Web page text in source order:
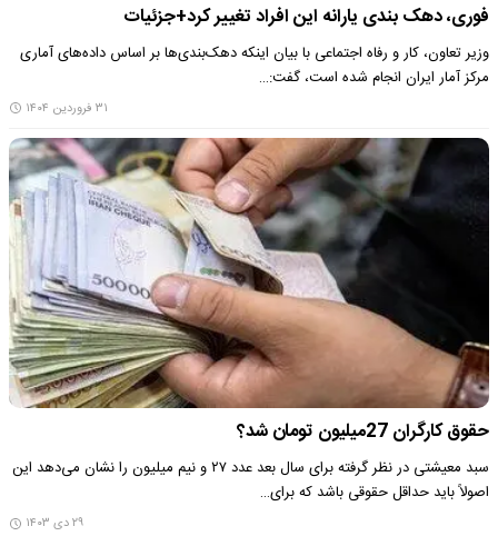
فوری، دهک بندی یارانه این افراد تغییر کرد+جزئیات
وزیر تعاون، کار و رفاه اجتماعی با بیان اینکه دهک‌بندی‌ها بر اساس داده‌های آماری
مرکز آمار ایران انجام شده است، گفت:…
۳۱ فروردین ۱۴۰۴
حقوق کارگران 27میلیون تومان شد؟
سبد معیشتی در نظر گرفته برای سال بعد عدد ۲۷ و نیم میلیون را نشان می‌دهد این
اصولاً باید حداقل حقوقی باشد که برای…
۲۹ دی ۱۴۰۳